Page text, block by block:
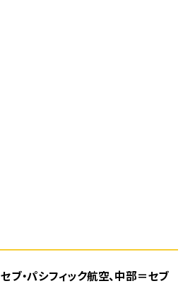
セブ・パシフィック航空、中部＝セブ